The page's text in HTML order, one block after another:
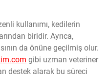
kullanımı, kedilerin
biridir. Ayrıca,
da önüne geçilmiş olur.
gibi uzman veteriner
destek alarak bu süreci